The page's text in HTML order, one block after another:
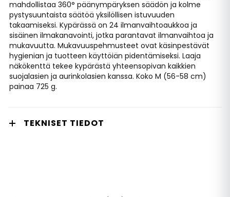
mahdollistaa 360° päänympäryksen säädön ja kolme
pystysuuntaista säätöä yksilöllisen istuvuuden
takaamiseksi. Kypärässä on 24 ilmanvaihtoaukkoa ja
sisäinen ilmakanavointi, jotka parantavat ilmanvaihtoa ja
mukavuutta. Mukavuuspehmusteet ovat käsinpestävät
hygienian ja tuotteen käyttöiän pidentämiseksi. Laaja
näkökenttä tekee kypärästä yhteensopivan kaikkien
suojalasien ja aurinkolasien kanssa. Koko M (56-58 cm)
painaa 725 g.
TEKNISET TIEDOT